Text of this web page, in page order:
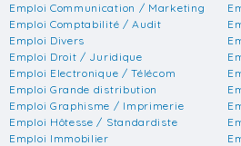
Emploi Communication / Marketing
Emploi Comptabilité / Audit
Emploi Divers
Emploi Droit / Juridique
Emploi Electronique / Télécom
Emploi Grande distribution
Emploi Graphisme / Imprimerie
Emploi Hôtesse / Standardiste
Emploi Immobilier